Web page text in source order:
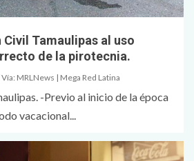
Tamaulipas al uso
de la pirotecnia.
Vía: MRLNews | Mega Red Latina
-Previo al inicio de la época
vacacional...